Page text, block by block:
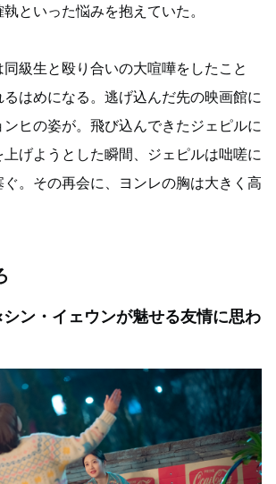
といった悩みを抱えていた。
級生と殴り合いの大喧嘩をしたこと
はめになる。逃げ込んだ先の映画館に
ヒの姿が。飛び込んできたジェピルに
げようとした瞬間、ジェピルは咄嗟に
。その再会に、ヨンレの胸は大きく高
ン・イェウンが魅せる友情に思わ